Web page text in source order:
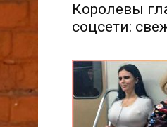
Королевы
соцсети: